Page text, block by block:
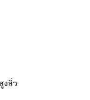
งลิ่ว